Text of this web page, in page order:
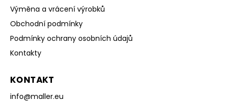
Výměna a vrácení výrobků
Obchodní podmínky
Podmínky ochrany osobních údajů
Kontakty
KONTAKT
info@maller.eu